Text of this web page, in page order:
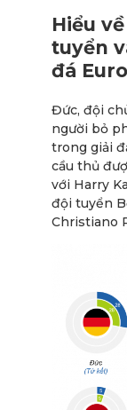
Hiểu
tuyển
đá
Đức, đội
người bỏ
trong giải
cầu thủ
với Harry
đội tuyển
Christiano